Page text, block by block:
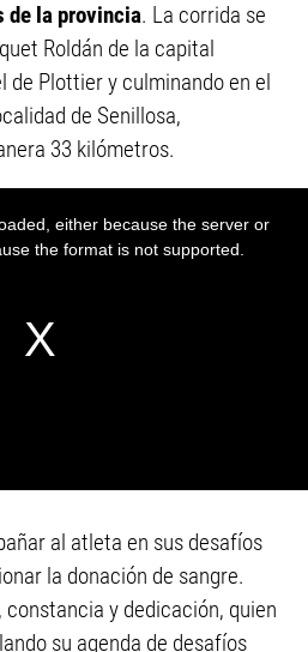
de la provincia. La corrida se
Roldán de la capital
de Plottier y culminando en el
de Senillosa,
33 kilómetros.
al atleta en sus desafíos
la donación de sangre.
y dedicación, quien
su agenda de desafíos